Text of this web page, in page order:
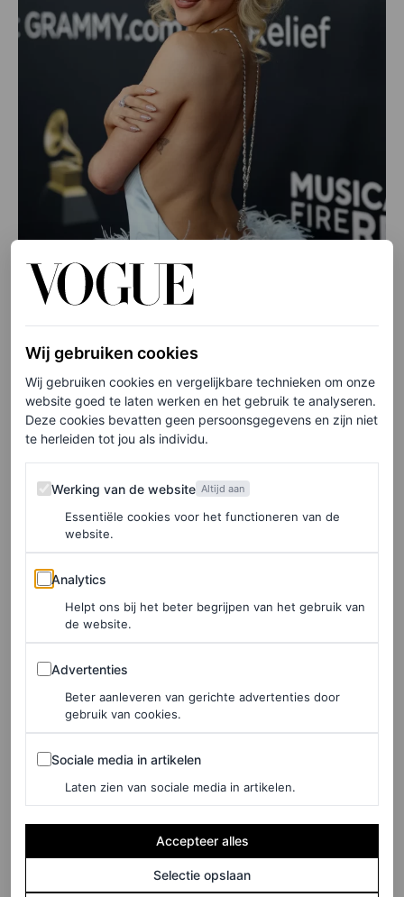
©GETTY IMAGES
De foto’s van Sabrina’s optreden
tijdens de Grammy’s 2025
©GETTY IMAGES
Wij gebruiken cookies
Wij gebruiken cookies en vergelijkbare technieken om onze
website goed te laten werken en het gebruik te analyseren.
Deze cookies bevatten geen persoonsgegevens en zijn niet
te herleiden tot jou als individu.
Werking van de website
Werking van de website Altijd aan
Essentiële cookies voor het functioneren van de
website.
Analytics
Analytics
Helpt ons bij het beter begrijpen van het gebruik van
de website.
Advertenties
Advertenties
Beter aanleveren van gerichte advertenties door
gebruik van cookies.
Sociale media in artikelen
Sociale media in artikelen
Laten zien van sociale media in artikelen.
Accepteer alles
Selectie opslaan